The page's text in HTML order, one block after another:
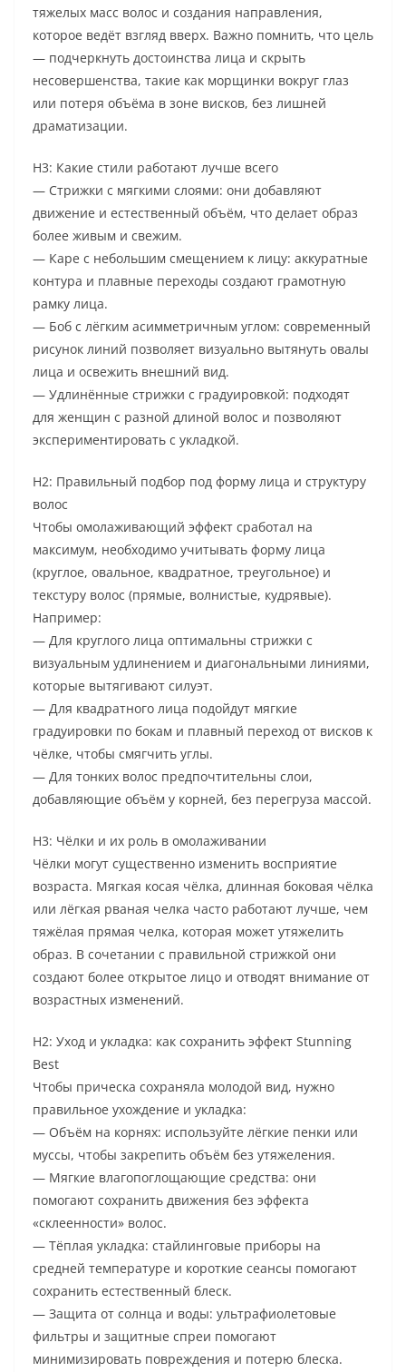
тяжелых масс волос и создания направления,
которое ведёт взгляд вверх. Важно помнить, что цель
— подчеркнуть достоинства лица и скрыть
несовершенства, такие как морщинки вокруг глаз
или потеря объёма в зоне висков, без лишней
драматизации.
H3: Какие стили работают лучше всего
— Стрижки с мягкими слоями: они добавляют
движение и естественный объём, что делает образ
более живым и свежим.
— Каре с небольшим смещением к лицу: аккуратные
контура и плавные переходы создают грамотную
рамку лица.
— Боб с лёгким асимметричным углом: современный
рисунок линий позволяет визуально вытянуть овалы
лица и освежить внешний вид.
— Удлинённые стрижки с градуировкой: подходят
для женщин с разной длиной волос и позволяют
экспериментировать с укладкой.
H2: Правильный подбор под форму лица и структуру
волос
Чтобы омолаживающий эффект сработал на
максимум, необходимо учитывать форму лица
(круглое, овальное, квадратное, треугольное) и
текстуру волос (прямые, волнистые, кудрявые).
Например:
— Для круглого лица оптимальны стрижки с
визуальным удлинением и диагональными линиями,
которые вытягивают силуэт.
— Для квадратного лица подойдут мягкие
градуировки по бокам и плавный переход от висков к
чёлке, чтобы смягчить углы.
— Для тонких волос предпочтительны слои,
добавляющие объём у корней, без перегруза массой.
H3: Чёлки и их роль в омолаживании
Чёлки могут существенно изменить восприятие
возраста. Мягкая косая чёлка, длинная боковая чёлка
или лёгкая рваная челка часто работают лучше, чем
тяжёлая прямая челка, которая может утяжелить
образ. В сочетании с правильной стрижкой они
создают более открытое лицо и отводят внимание от
возрастных изменений.
H2: Уход и укладка: как сохранить эффект Stunning
Best
Чтобы прическа сохраняла молодой вид, нужно
правильное ухождение и укладка:
— Объём на корнях: используйте лёгкие пенки или
муссы, чтобы закрепить объём без утяжеления.
— Мягкие влагопоглощающие средства: они
помогают сохранить движения без эффекта
«склеенности» волос.
— Тёплая укладка: стайлинговые приборы на
средней температуре и короткие сеансы помогают
сохранить естественный блеск.
— Защита от солнца и воды: ультрафиолетовые
фильтры и защитные спреи помогают
минимизировать повреждения и потерю блеска.